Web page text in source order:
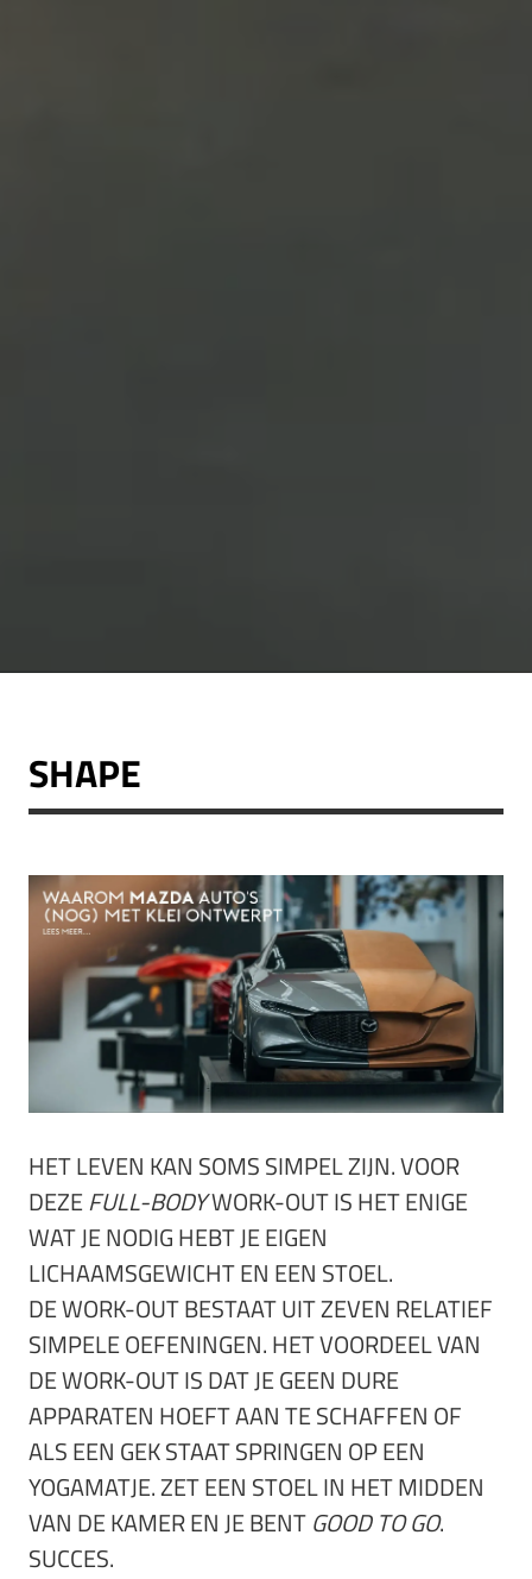
SHAPE
HET LEVEN KAN SOMS SIMPEL ZIJN. VOOR
DEZEFULL-BODYWORK-OUT IS HET ENIGE
WAT JE NODIG HEBT JE EIGEN
LICHAAMSGEWICHT EN EEN STOEL.
DE WORK-OUT BESTAAT UIT ZEVEN RELATIEF
SIMPELE OEFENINGEN. HET VOORDEEL VAN
DE WORK-OUT IS DAT JE GEEN DURE
APPARATEN HOEFT AAN TE SCHAFFEN OF
ALS EEN GEK STAAT SPRINGEN OP EEN
YOGAMATJE. ZET EEN STOEL IN HET MIDDEN
VAN DE KAMER EN JE BENTGOOD TO GO.
SUCCES.